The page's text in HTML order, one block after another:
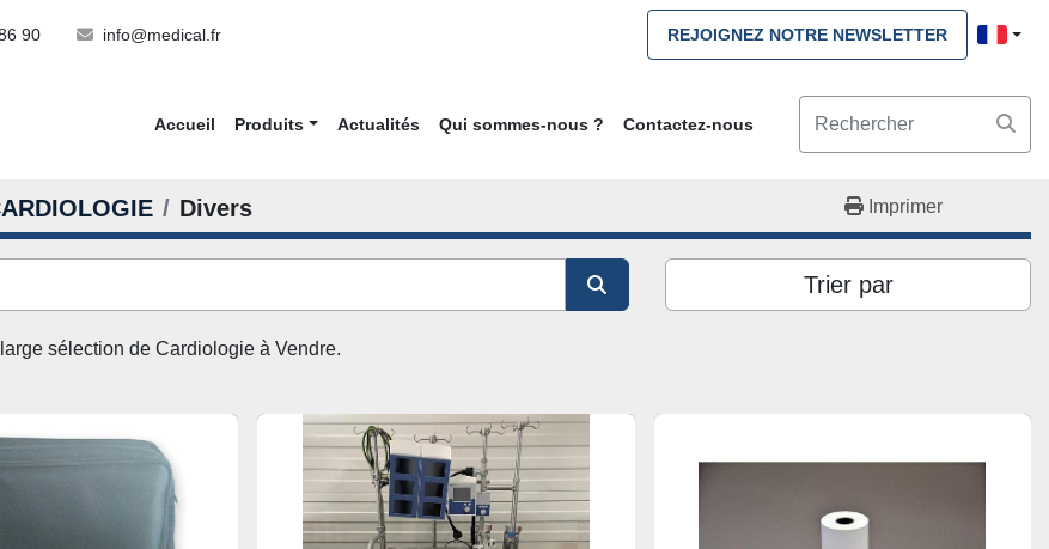
90 info@medical.fr REJOIGNEZ NOTRE NEWSLETTER
Accueil Produits Actualités Qui sommes-nous ? Contactez-nous
Divers Imprimer
Trier par
sélection de Cardiologie à Vendre.